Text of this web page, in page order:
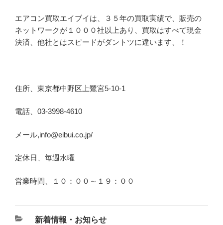
エアコン買取エイブイは、３５年の買取実績で、販売の
ネットワークが１０００社以上あり、買取はすべて現金
決済、他社とはスピードがダントツに違います、！
住所、東京都中野区上鷺宮5-10-1
電話、03-3998-4610
メール,info@eibui.co.jp/
定休日、毎週水曜
営業時間、１０：００～１９：００
新着情報・お知らせ